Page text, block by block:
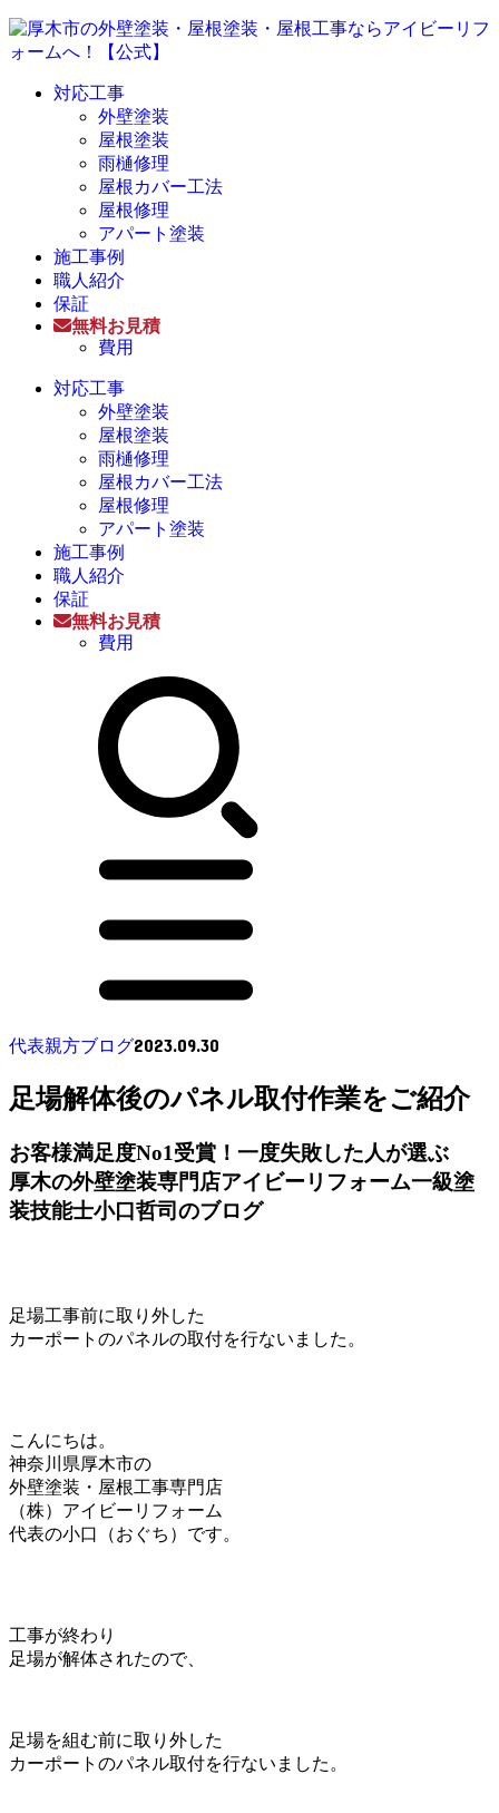
対応工事
外壁塗装
屋根塗装
雨樋修理
屋根カバー工法
屋根修理
アパート塗装
施工事例
職人紹介
保証
無料お見積
費用
対応工事
外壁塗装
屋根塗装
雨樋修理
屋根カバー工法
屋根修理
アパート塗装
施工事例
職人紹介
保証
無料お見積
費用
代表親方ブログ2023.09.30
足場解体後のパネル取付作業をご紹介
お客様満足度No1受賞！一度失敗した人が選ぶ
厚木の外壁塗装専門店アイビーリフォーム一級塗
装技能士小口哲司のブログ
足場工事前に取り外した
カーポートのパネルの取付を行ないました。
こんにちは。
神奈川県厚木市の
外壁塗装・屋根工事専門店
（株）アイビーリフォーム
代表の小口（おぐち）です。
工事が終わり
足場が解体されたので、
足場を組む前に取り外した
カーポートのパネル取付を行ないました。